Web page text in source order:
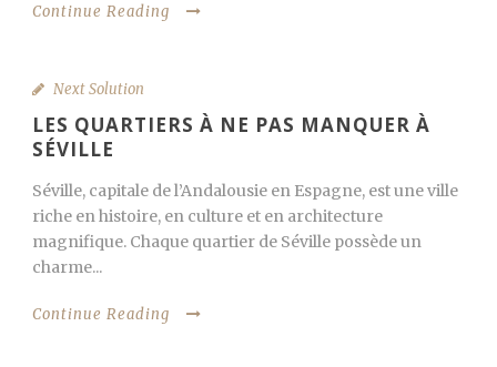
Continue Reading
Next Solution
LES QUARTIERS À NE PAS MANQUER À
SÉVILLE
Séville, capitale de l’Andalousie en Espagne, est une ville
riche en histoire, en culture et en architecture
magnifique. Chaque quartier de Séville possède un
charme...
Continue Reading